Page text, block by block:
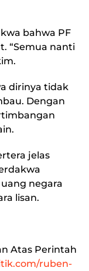
bahwa PF
“Semua nanti
dirinya tidak
Dengan
jelas
negara
lisan.
Atas Perintah
ruben-